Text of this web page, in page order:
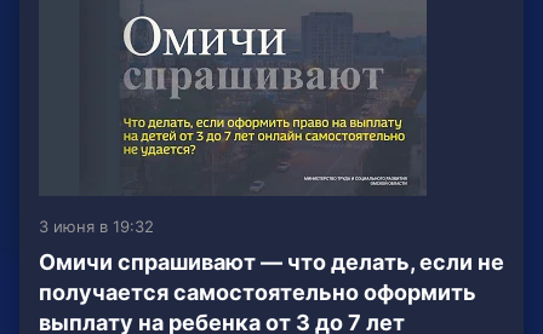
3 июня в 19:32
Омичи спрашивают — что делать, если не
получается самостоятельно оформить
выплату на ребенка от 3 до 7 лет